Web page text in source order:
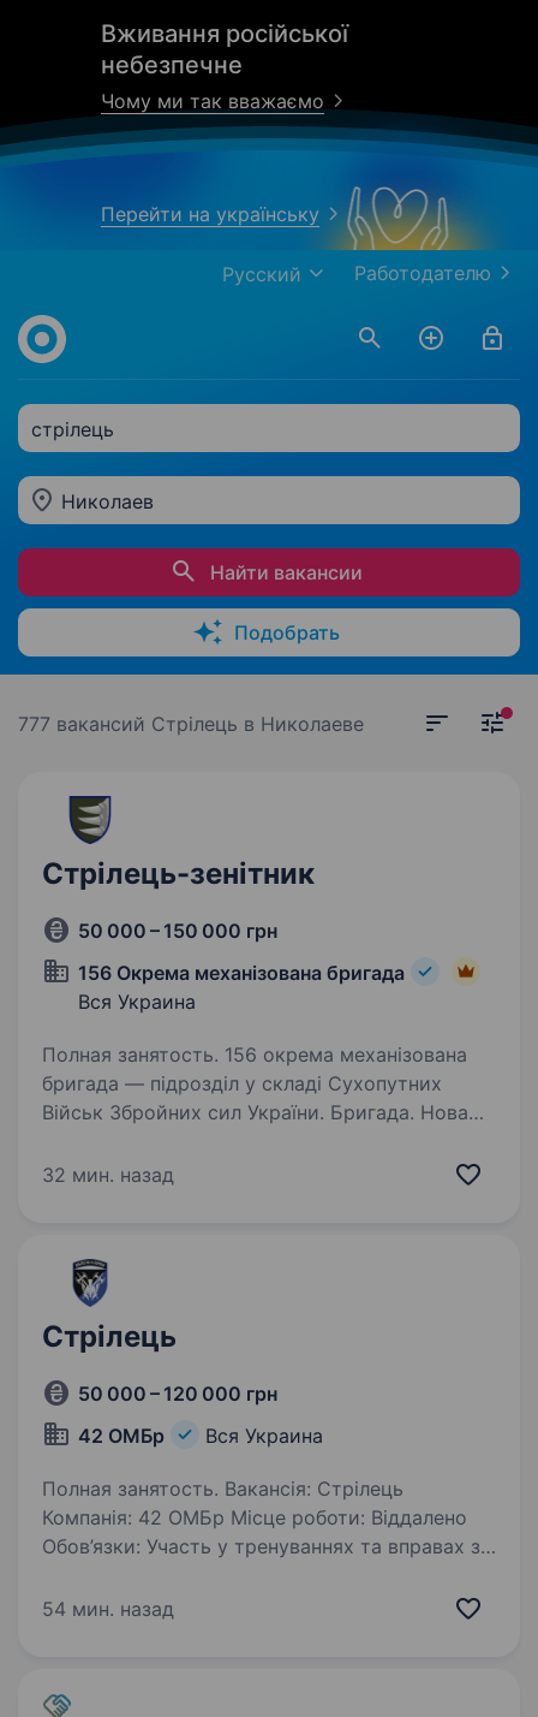
Вживання російської
небезпечне
Чому ми так вважаємо
Перейти на українську
Работодателю
Русский
стрілець
Николаев
Найти вакансии
Подобрать
777 вакансий Стрілець в Николаеве
Стрілець-зенітник
50 000 – 150 000 грн
156 Окрема механізована бригада
Вся Украина
Полная занятость. 156 окрема механізована
бригада — підрозділ у складі Сухопутних
Військ Збройних сил України. Бригада. Нова
досвідченими командирами, які пройшли
32 мин. назад
Стрілець
50 000 – 120 000 грн
42 ОМБр
Вся Украина
Полная занятость. Вакансія: Стрілець
Компанія: 42 ОМБр Місце роботи: Віддалено
Обов’язки: Участь у тренуваннях та вправах зі
різноманітних стрілецьких завдань та вправ
54 мин. назад